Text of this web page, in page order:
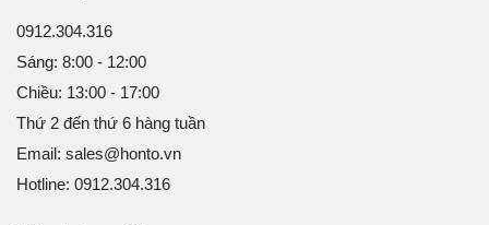
0912.304.316
Sáng: 8:00 - 12:00
Chiều: 13:00 - 17:00
Thứ 2 đến thứ 6 hàng tuần
Email: sales@honto.vn
Hotline: 0912.304.316